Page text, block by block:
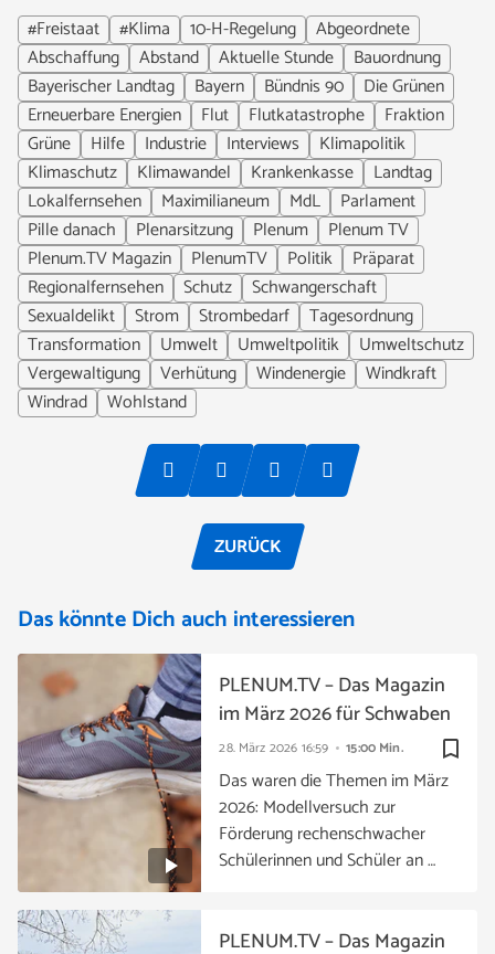
#Freistaat
#Klima 10-H-Regelung
Abgeordnete
Abschaffung
Abstand Aktuelle Stunde
Bauordnung
Bayerischer Landtag
Bayern Bündnis 90
Die Grünen
Erneuerbare Energien
Flut Flutkatastrophe
Fraktion
Grüne
Hilfe Industrie Interviews
Klimapolitik
Klimaschutz
Klimawandel Krankenkasse
Landtag
Lokalfernsehen
Maximilianeum MdL
Parlament
Pille danach
Plenarsitzung Plenum
Plenum TV
Plenum.TV Magazin
PlenumTV Politik
Präparat
Regionalfernsehen
Schutz
Schwangerschaft
Sexualdelikt
Strom Strombedarf
Tagesordnung
Transformation
Umwelt Umweltpolitik
Umweltschutz
Vergewaltigung
Verhütung Windenergie
Windkraft
Windrad
Wohlstand
ZURÜCK
Das könnte Dich auch interessieren
bookmark_border
28. März 2026 16:59 15:00 Min.
PLENUM.TV – Das Magazin
im März 2026 für Schwaben
Das waren die Themen im März
2026: Modellversuch zur
Förderung rechenschwacher
Schülerinnen und Schüler an …
PLENUM.TV – Das Magazin